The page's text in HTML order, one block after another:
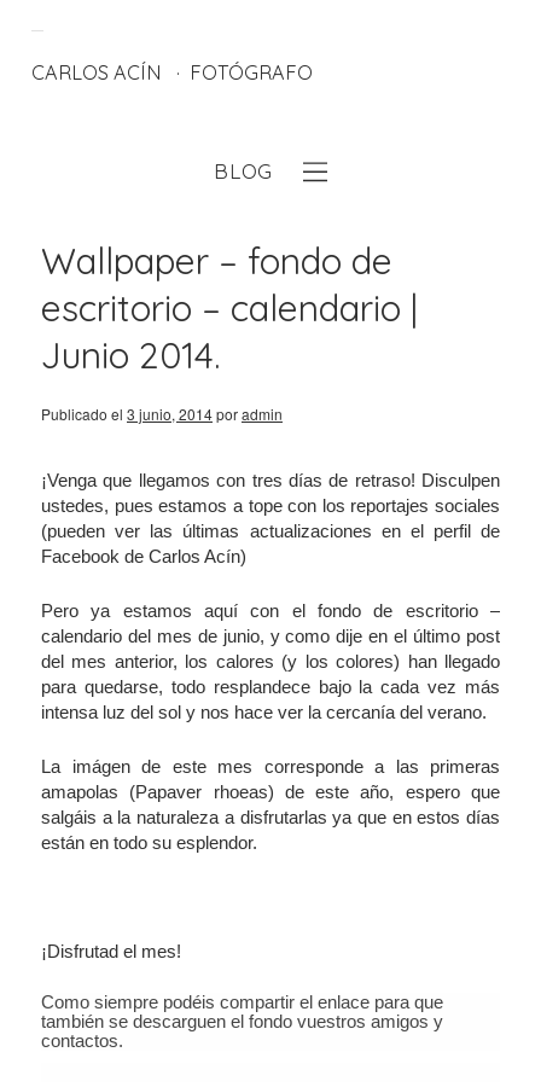
CARLOS ACÍN FOTÓGRAFO
BLOG
Wallpaper – fondo de
escritorio – calendario |
Junio 2014.
Publicado el 3 junio, 2014poradmin
¡Venga que llegamos con tres días de retraso! Disculpen
ustedes, pues estamos a tope con los reportajes sociales
(pueden ver las últimas actualizaciones en el perfil de
Facebook de Carlos Acín)
Pero ya estamos aquí con el fondo de escritorio –
calendario del mes de junio, y como dije en el último post
del mes anterior, los calores (y los colores) han llegado
para quedarse, todo resplandece bajo la cada vez más
intensa luz del sol y nos hace ver la cercanía del verano.
La imágen de este mes corresponde a las primeras
amapolas (Papaver rhoeas) de este año, espero que
salgáis a la naturaleza a disfrutarlas ya que en estos días
están en todo su esplendor.
¡Disfrutad el mes!
Como siempre podéis compartir el enlace para que
también se descarguen el fondo vuestros amigos y
contactos.